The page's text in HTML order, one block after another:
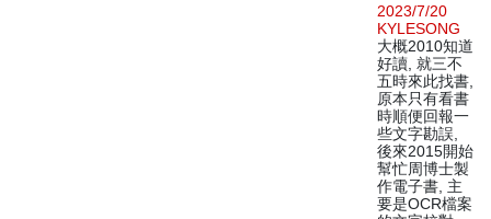
2023/7/20
KYLESONG
大概2010知道
好讀, 就三不
五時來此找書,
原本只有看書
時順便回報一
些文字勘誤,
後來2015開始
幫忙周博士製
作電子書, 主
要是OCR檔案